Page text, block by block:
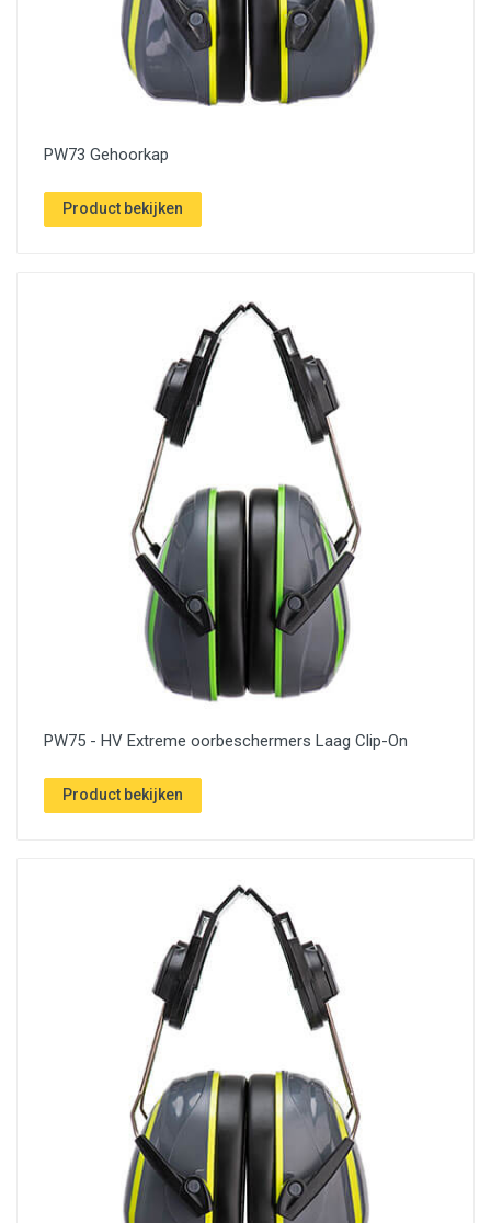
PW73 Gehoorkap
Product bekijken
PW75 - HV Extreme oorbeschermers Laag Clip-On
Product bekijken